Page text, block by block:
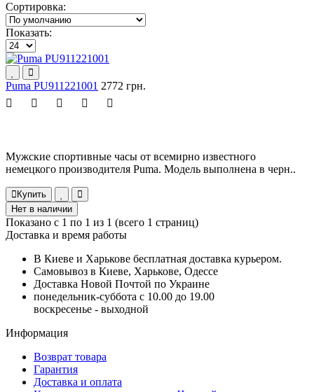
Сортировка:
Показать:
Puma PU911221001 2772 грн.
Мужские спортивные часы от всемирно известного
немецкого производителя Puma. Модель выполнена в черн..
Купить
Нет в наличии
Показано с 1 по 1 из 1 (всего 1 страниц)
Доставка и время работы
В Киеве и Харькове бесплатная доставка курьером.
Самовывоз в Киеве, Харькове, Одессе
Доставка Новой Почтой по Украине
понедельник-суббота с 10.00 до 19.00
воскресенье - выходной
Информация
Возврат товара
Гарантия
Доставка и оплата